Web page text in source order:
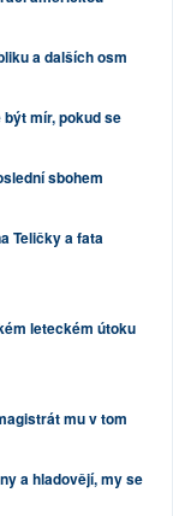
a dalších osm
mír, pokud se
sbohem
Teličky a fata
leteckém útoku
mu v tom
a hladovějí, my se